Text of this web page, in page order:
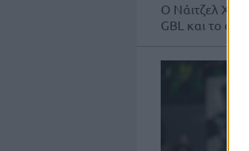
O Nάιτζελ
GBL και το